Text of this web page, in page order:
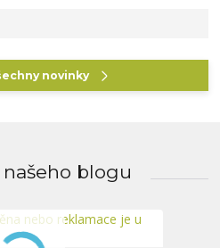
novinky
blogu